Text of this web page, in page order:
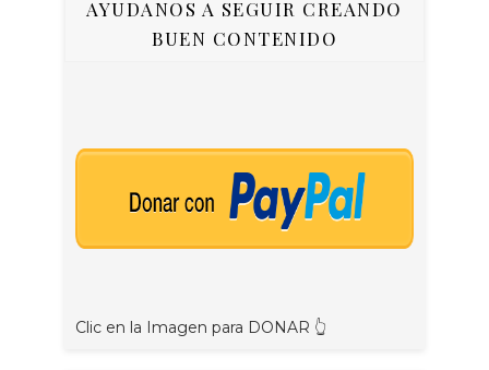
AYUDANOS A SEGUIR CREANDO
BUEN CONTENIDO
Clic en la Imagen para DONAR 👆